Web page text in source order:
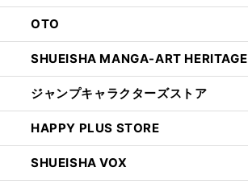
OTO
SHUEISHA MANGA-ART HERITAGE
ジャンプキャラクターズストア
HAPPY PLUS STORE
SHUEISHA VOX